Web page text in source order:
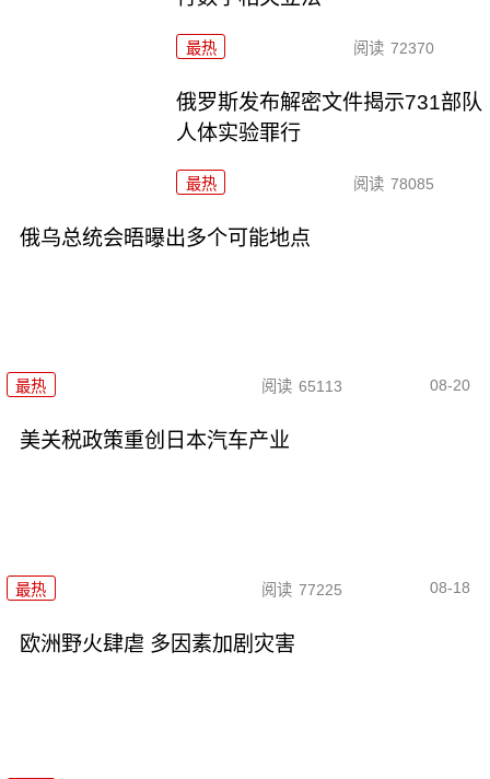
最热 阅读 72370
俄罗斯发布解密文件揭示731部队
人体实验罪行
最热 阅读 78085
俄乌总统会晤曝出多个可能地点
最热 阅读 65113 08-20
美关税政策重创日本汽车产业
最热 阅读 77225 08-18
欧洲野火肆虐 多因素加剧灾害